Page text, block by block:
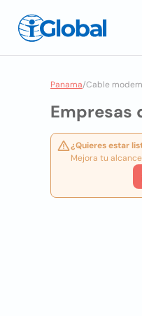
Panama/Cable modem
Empresas
¿Quieres estar
Mejora tu